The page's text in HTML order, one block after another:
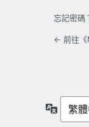
忘記密碼
← 前往《
言